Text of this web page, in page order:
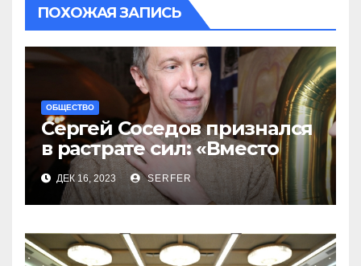
ПОХОЖАЯ ЗАПИСЬ
ОБЩЕСТВО
Сергей Соседов признался
в растрате сил: «Вместо
меня взяли Пригожина»
ДЕК 16, 2023 SERFER